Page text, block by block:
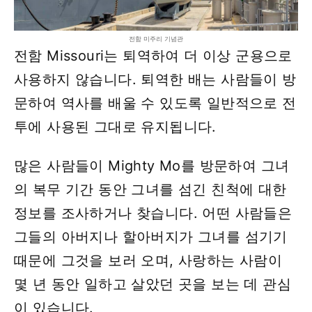
전함 미주리 기념관
전함 Missouri는 퇴역하여 더 이상 군용으로
사용하지 않습니다. 퇴역한 배는 사람들이 방
문하여 역사를 배울 수 있도록 일반적으로 전
투에 사용된 그대로 유지됩니다.
많은 사람들이 Mighty Mo를 방문하여 그녀
의 복무 기간 동안 그녀를 섬긴 친척에 대한
정보를 조사하거나 찾습니다. 어떤 사람들은
그들의 아버지나 할아버지가 그녀를 섬기기
때문에 그것을 보러 오며, 사랑하는 사람이
몇 년 동안 일하고 살았던 곳을 보는 데 관심
이 있습니다.